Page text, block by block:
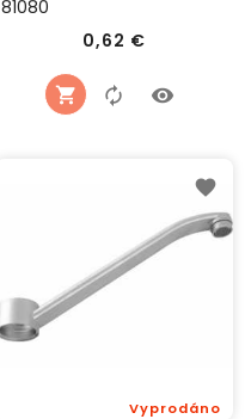
81080
0,62 €
Vyprodáno